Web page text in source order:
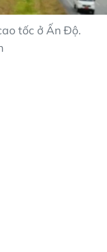
tốc ở Ấn Độ.